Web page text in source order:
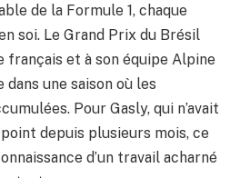
de la Formule 1, chaque
soi. Le Grand Prix du Brésil
et à son équipe Alpine
dans une saison où les
Pour Gasly, qui n’avait
depuis plusieurs mois, ce
d’un travail acharné